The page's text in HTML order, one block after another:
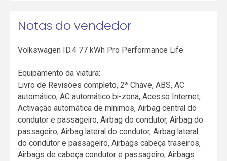
Notas do vendedor
Volkswagen ID.4 77 kWh Pro Performance Life
Equipamento da viatura:
Livro de Revisões completo, 2ª Chave, ABS, AC
automático, AC automático bi-zona, Acesso Internet,
Activação automática de mínimos, Airbag central do
condutor e passageiro, Airbag do condutor, Airbag do
passageiro, Airbag lateral do condutor, Airbag lateral
do condutor e passageiro, Airbags cabeça traseiros,
Airbags de cabeça condutor e passageiro, Airbags